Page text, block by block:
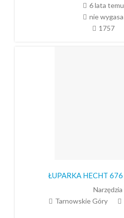
6 lata temu
nie wygasa
1757
ŁUPARKA HECHT 676
Narzędzia
Tarnowskie Góry